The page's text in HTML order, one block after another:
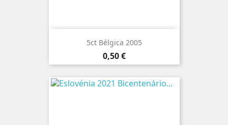
5ct Bélgica 2005
Preço
0,50 €